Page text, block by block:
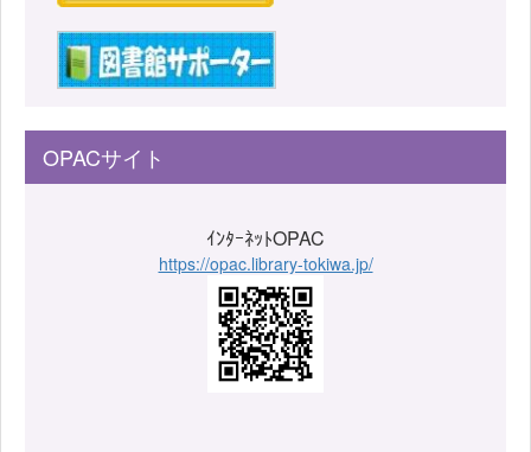
OPACサイト
ｲﾝﾀｰﾈｯﾄOPAC
https://opac.library-tokiwa.jp/